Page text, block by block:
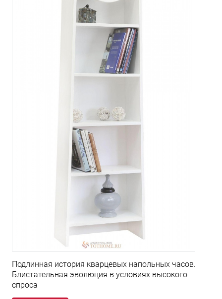
Подлинная история кварцевых напольных часов.
Блистательная эволюция в условиях высокого
спроса